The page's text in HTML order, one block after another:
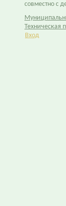
совместно с
Техническая
Вход